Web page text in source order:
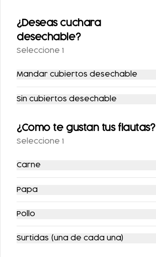
QUESADILLA
$104.00
¿Deseas cuchara
desechable?
Seleccione 1
Mandar cubiertos desechable
Sin cubiertos desechable
¿Como te gustan tus flautas?
Seleccione 1
Carne
Papa
Pollo
Surtidas (una de cada una)